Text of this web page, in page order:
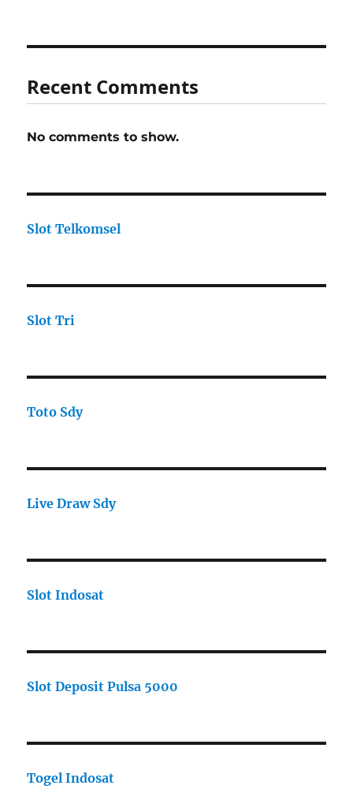
Recent Comments
No comments to show.
Slot Telkomsel
Slot Tri
Toto Sdy
Live Draw Sdy
Slot Indosat
Slot Deposit Pulsa 5000
Togel Indosat